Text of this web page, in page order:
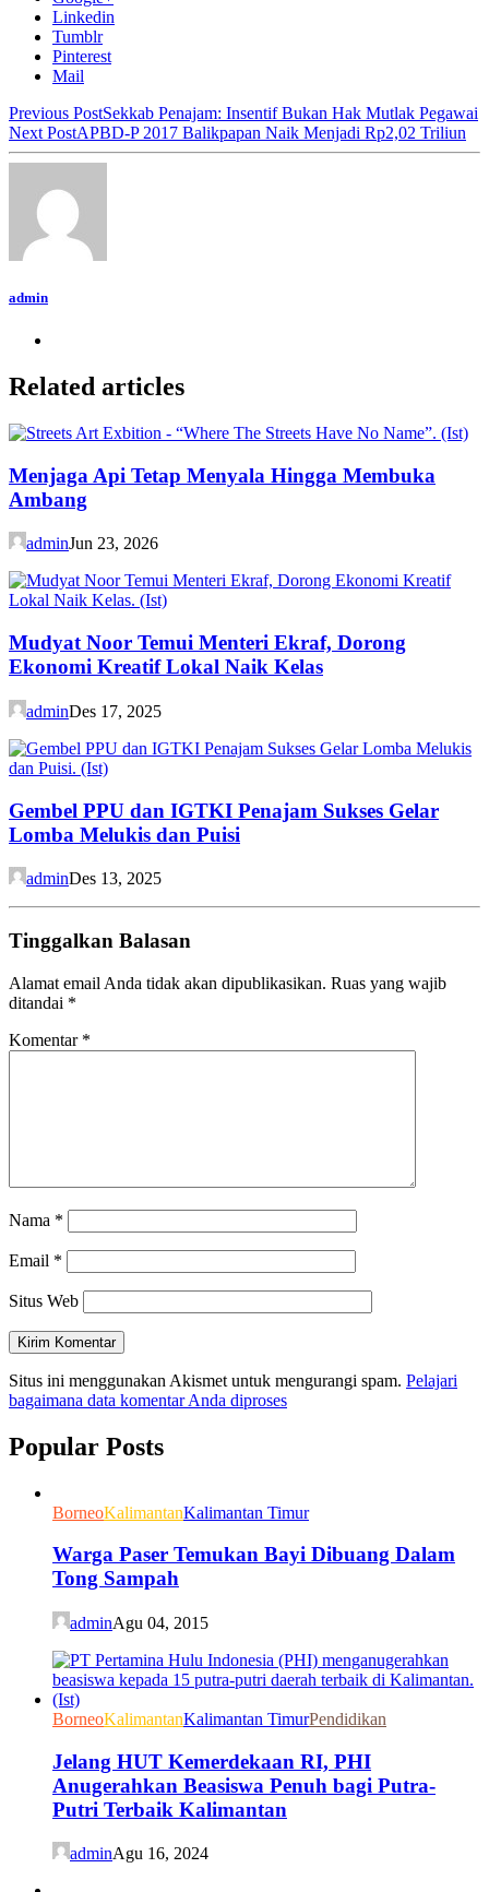
Linkedin
Tumblr
Pinterest
Mail
Previous PostSekkab Penajam: Insentif Bukan Hak Mutlak Pegawai
Next PostAPBD-P 2017 Balikpapan Naik Menjadi Rp2,02 Triliun
admin
Related articles
Menjaga Api Tetap Menyala Hingga Membuka
Ambang
adminJun 23, 2026
Mudyat Noor Temui Menteri Ekraf, Dorong
Ekonomi Kreatif Lokal Naik Kelas
adminDes 17, 2025
Gembel PPU dan IGTKI Penajam Sukses Gelar
Lomba Melukis dan Puisi
adminDes 13, 2025
Tinggalkan Balasan
Alamat email Anda tidak akan dipublikasikan. Ruas yang wajib
ditandai *
Komentar *
Nama *
Email *
Situs Web
Situs ini menggunakan Akismet untuk mengurangi spam. Pelajari
bagaimana data komentar Anda diproses
Popular Posts
BorneoKalimantanKalimantan Timur
Warga Paser Temukan Bayi Dibuang Dalam
Tong Sampah
adminAgu 04, 2015
BorneoKalimantanKalimantan TimurPendidikan
Jelang HUT Kemerdekaan RI, PHI
Anugerahkan Beasiswa Penuh bagi Putra-
Putri Terbaik Kalimantan
adminAgu 16, 2024